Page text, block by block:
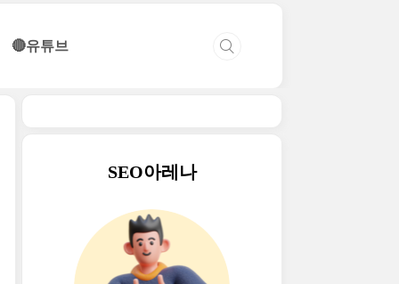
🔴유튜브
SEO아레나